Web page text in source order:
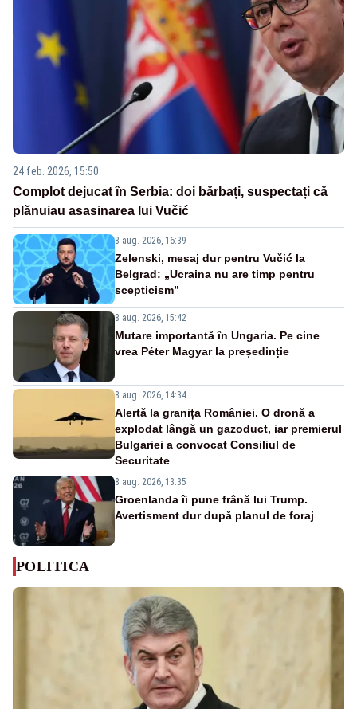
24 feb. 2026, 15:50
Complot dejucat în Serbia: doi bărbați, suspectați că
plănuiau asasinarea lui Vučić
8 aug. 2026, 16:39
Zelenski, mesaj dur pentru Vučić la
Belgrad: „Ucraina nu are timp pentru
scepticism”
8 aug. 2026, 15:42
Mutare importantă în Ungaria. Pe cine
vrea Péter Magyar la președinție
8 aug. 2026, 14:34
Alertă la granița României. O dronă a
explodat lângă un gazoduct, iar premierul
Bulgariei a convocat Consiliul de
Securitate
8 aug. 2026, 13:35
Groenlanda îi pune frână lui Trump.
Avertisment dur după planul de foraj
POLITICA